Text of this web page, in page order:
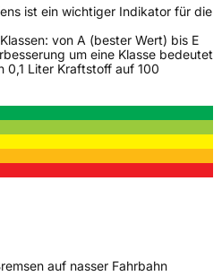
ist ein wichtiger Indikator für die
von A (bester Wert) bis E
um eine Klasse bedeutet
0,1 Liter Kraftstoff auf 100
auf nasser Fahrbahn